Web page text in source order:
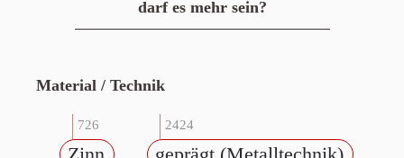
darf es mehr sein?
Material / Technik
726 2424